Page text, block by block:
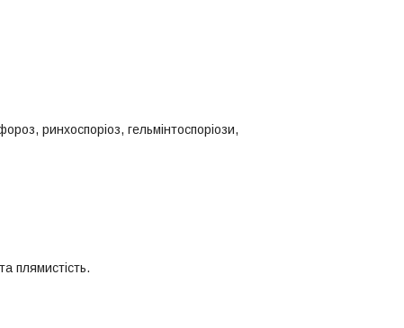
ринхоспоріоз, гельмінтоспоріози,
плямистість.